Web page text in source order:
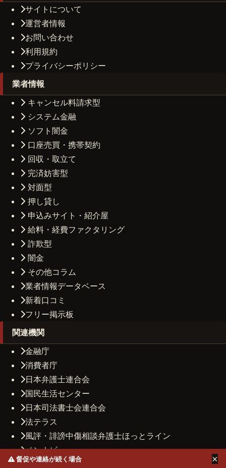
サイトについて
運営者情報
お問い合わせ
利用規約
プライバシーポリシー
業者情報
キャンセル料請求型
システム金融
ソフト闇金
口座売買・携帯契約
回収・取立て
完済妨害型
対面型
押し貸し
申込みサイト・紹介屋
給料・経費ファクタリング
詐欺型
闇金
その他コラム
業者情報データベース
新着口コミ
フリー掲示板
関連機関
金融庁
消費者庁
日本弁護士連合会
国民生活センター
日本司法書士会連合会
法テラス
風評・誹謗中傷相談弁護士ほっとライン
ベンナビ
司法書士法人しもひがし法務事務所
督促や連絡が続く場合 ×